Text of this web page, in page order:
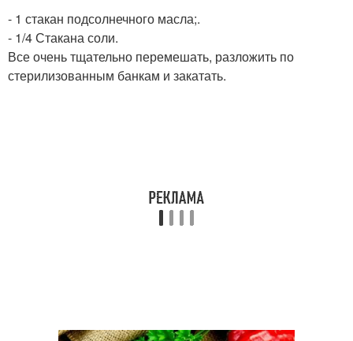
- 1 стакан подсолнечного масла;.
- 1/4 Стакана соли.
Все очень тщательно перемешать, разложить по
стерилизованным банкам и закатать.